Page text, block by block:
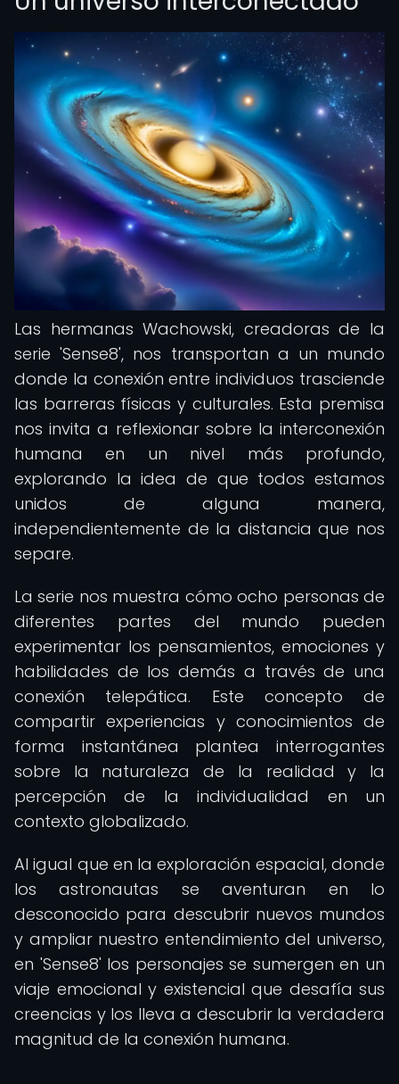
Las hermanas Wachowski, creadoras de la
serie 'Sense8', nos transportan a un mundo
donde la conexión entre individuos trasciende
las barreras físicas y culturales. Esta premisa
nos invita a reflexionar sobre la interconexión
humana en un nivel más profundo,
explorando la idea de que todos estamos
unidos de alguna manera,
independientemente de la distancia que nos
separe.
La serie nos muestra cómo ocho personas de
diferentes partes del mundo pueden
experimentar los pensamientos, emociones y
habilidades de los demás a través de una
conexión telepática. Este concepto de
compartir experiencias y conocimientos de
forma instantánea plantea interrogantes
sobre la naturaleza de la realidad y la
percepción de la individualidad en un
contexto globalizado.
Al igual que en la exploración espacial, donde
los astronautas se aventuran en lo
desconocido para descubrir nuevos mundos
y ampliar nuestro entendimiento del universo,
en 'Sense8' los personajes se sumergen en un
viaje emocional y existencial que desafía sus
creencias y los lleva a descubrir la verdadera
magnitud de la conexión humana.